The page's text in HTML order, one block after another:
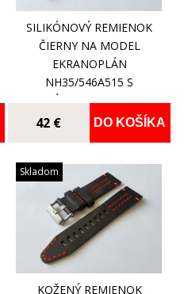
SILIKÓNOVÝ REMIENOK
ČIERNY NA MODEL
EKRANOPLÁN
NH35/546A515 S
POZLÁTENOU PRACKOU
42 € DO KOŠÍKA
Skladom
KOŽENÝ REMIENOK